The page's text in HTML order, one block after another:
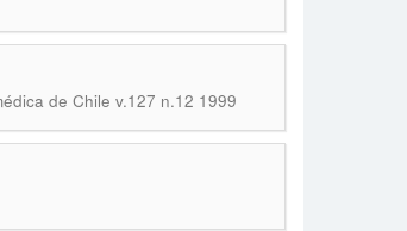
de Chile v.127 n.12 1999